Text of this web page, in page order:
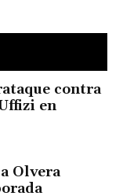
contra
en
Olvera